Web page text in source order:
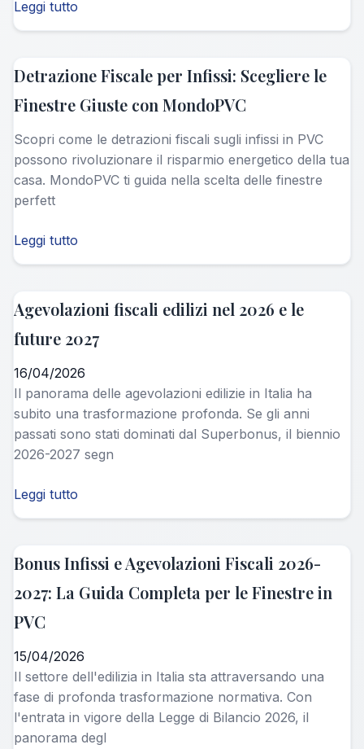
Leggi tutto
Detrazione Fiscale per Infissi: Scegliere le
Finestre Giuste con MondoPVC
Scopri come le detrazioni fiscali sugli infissi in PVC
possono rivoluzionare il risparmio energetico della tua
casa. MondoPVC ti guida nella scelta delle finestre
perfett
Leggi tutto
Agevolazioni fiscali edilizi nel 2026 e le
future 2027
16/04/2026
Il panorama delle agevolazioni edilizie in Italia ha
subito una trasformazione profonda. Se gli anni
passati sono stati dominati dal Superbonus, il biennio
2026-2027 segn
Leggi tutto
Bonus Infissi e Agevolazioni Fiscali 2026-
2027: La Guida Completa per le Finestre in
PVC
15/04/2026
Il settore dell'edilizia in Italia sta attraversando una
fase di profonda trasformazione normativa. Con
l'entrata in vigore della Legge di Bilancio 2026, il
panorama degl